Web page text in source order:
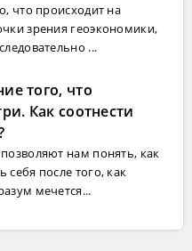
что происходит на
зрения геоэкономики,
...
того, что
Как соотнести
нам понять, как
себя после того, как
мечется...